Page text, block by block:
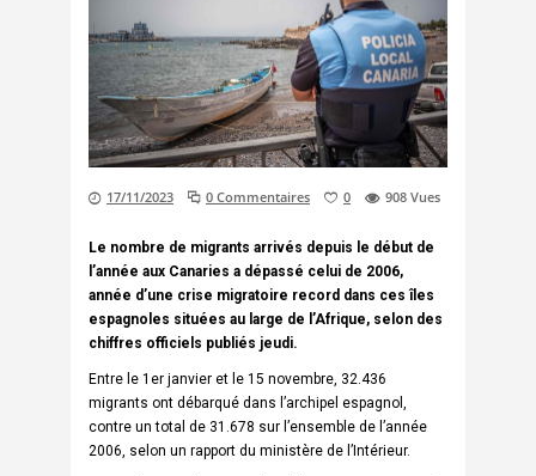
17/11/2023 0 Commentaires 0 908 Vues
Le nombre de migrants arrivés depuis le début de
l’année aux Canaries a dépassé celui de 2006,
année d’une crise migratoire record dans ces îles
espagnoles situées au large de l’Afrique, selon des
chiffres officiels publiés jeudi.
Entre le 1er janvier et le 15 novembre, 32.436
migrants ont débarqué dans l’archipel espagnol,
contre un total de 31.678 sur l’ensemble de l’année
2006, selon un rapport du ministère de l’Intérieur.